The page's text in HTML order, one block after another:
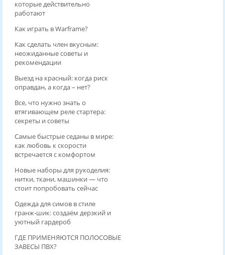
которые действительно
работают
Как играть в Warframe?
Как сделать член вкусным:
неожиданные советы и
рекомендации
Выезд на красный: когда риск
оправдан, а когда – нет?
Все, что нужно знать о
втягивающем реле стартера:
секреты и советы
Самые быстрые седаны в мире:
как любовь к скорости
встречается с комфортом
Новые наборы для рукоделия:
нитки, ткани, машинки — что
стоит попробовать сейчас
Одежда для симов в стиле
гранж‑шик: создаём дерзкий и
уютный гардероб
ГДЕ ПРИМЕНЯЮТСЯ ПОЛОСОВЫЕ
ЗАВЕСЫ ПВХ?